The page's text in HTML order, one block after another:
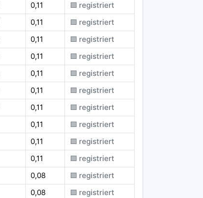
0,11
🟪 registriert
0,11
🟪 registriert
0,11
🟪 registriert
0,11
🟪 registriert
0,11
🟪 registriert
0,11
🟪 registriert
0,11
🟪 registriert
0,11
🟪 registriert
0,11
🟪 registriert
0,11
🟪 registriert
0,08
🟪 registriert
0,08
🟪 registriert